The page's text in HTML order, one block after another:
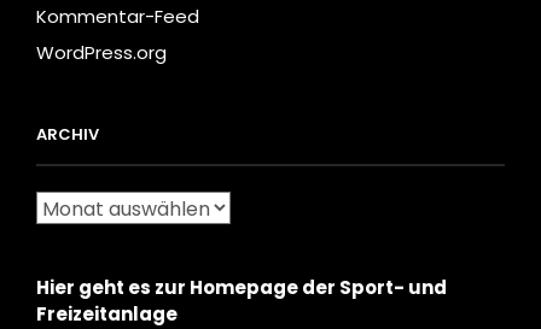
Kommentar-Feed
WordPress.org
ARCHIV
Archiv
Hier geht es zur Homepage der Sport- und
Freizeitanlage